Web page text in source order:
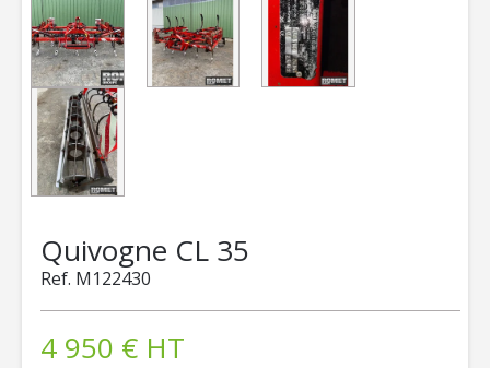
Quivogne CL 35
Ref. M122430
4 950 € HT